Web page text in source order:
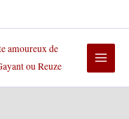
amoureux de
ou Reuze